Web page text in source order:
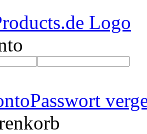
Passwort